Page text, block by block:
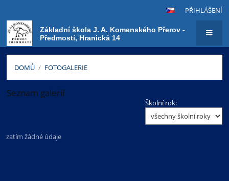
PŘIHLÁŠENÍ
Základní škola J. A. Komenského Přerov -
Předmostí, Hranická 14
DOMŮ / FOTOGALERIE
Fotogalerie
Seznam galerií
Školní rok:
zatím žádné údaje